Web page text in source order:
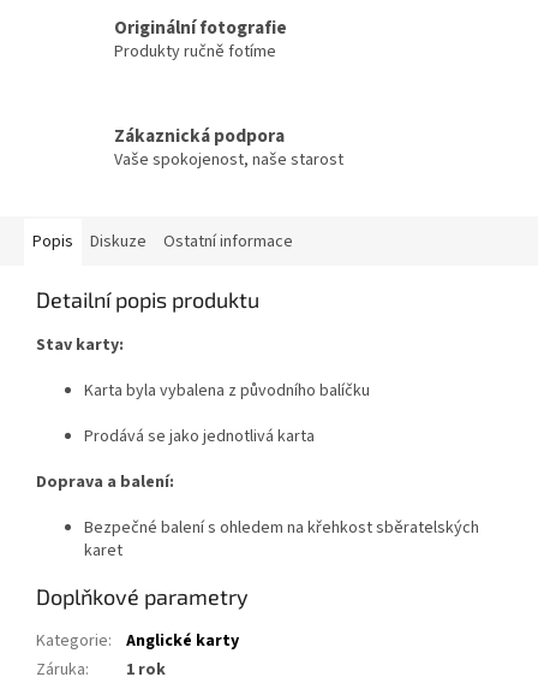
Originální fotografie
Produkty ručně fotíme
Zákaznická podpora
Vaše spokojenost, naše starost
Popis Diskuze Ostatní informace
Detailní popis produktu
Stav karty:
Karta byla vybalena z původního balíčku
Prodává se jako jednotlivá karta
Doprava a balení:
Bezpečné balení s ohledem na křehkost sběratelských
karet
Doplňkové parametry
Kategorie:
Anglické karty
Záruka:
1 rok